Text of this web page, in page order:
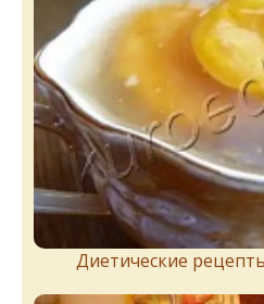
Диетические